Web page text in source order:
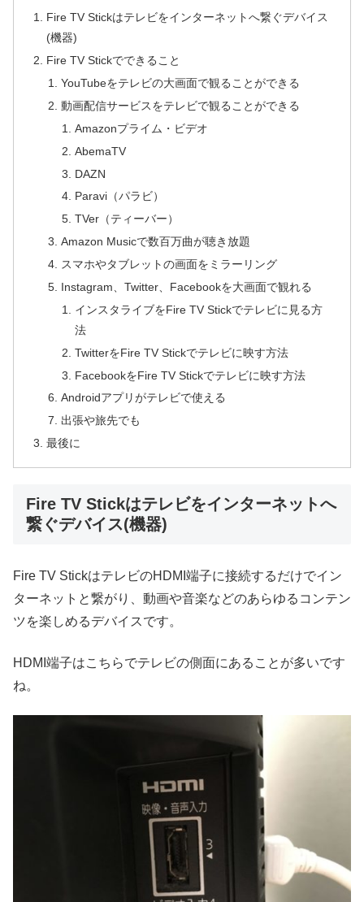
Fire TV Stickはテレビをインターネットへ繋ぐデバイス
(機器)
Fire TV Stickでできること
YouTubeをテレビの大画面で観ることができる
動画配信サービスをテレビで観ることができる
Amazonプライム・ビデオ
AbemaTV
DAZN
Paravi（パラビ）
TVer（ティーバー）
Amazon Musicで数百万曲が聴き放題
スマホやタブレットの画面をミラーリング
Instagram、Twitter、Facebookを大画面で観れる
インスタライブをFire TV Stickでテレビに見る方
法
TwitterをFire TV Stickでテレビに映す方法
FacebookをFire TV Stickでテレビに映す方法
Androidアプリがテレビで使える
出張や旅先でも
最後に
Fire TV Stickはテレビをインターネットへ
繋ぐデバイス(機器)
Fire TV StickはテレビのHDMI端子に接続するだけでイン
ターネットと繋がり、動画や音楽などのあらゆるコンテン
ツを楽しめるデバイスです。
HDMI端子はこちらでテレビの側面にあることが多いです
ね。